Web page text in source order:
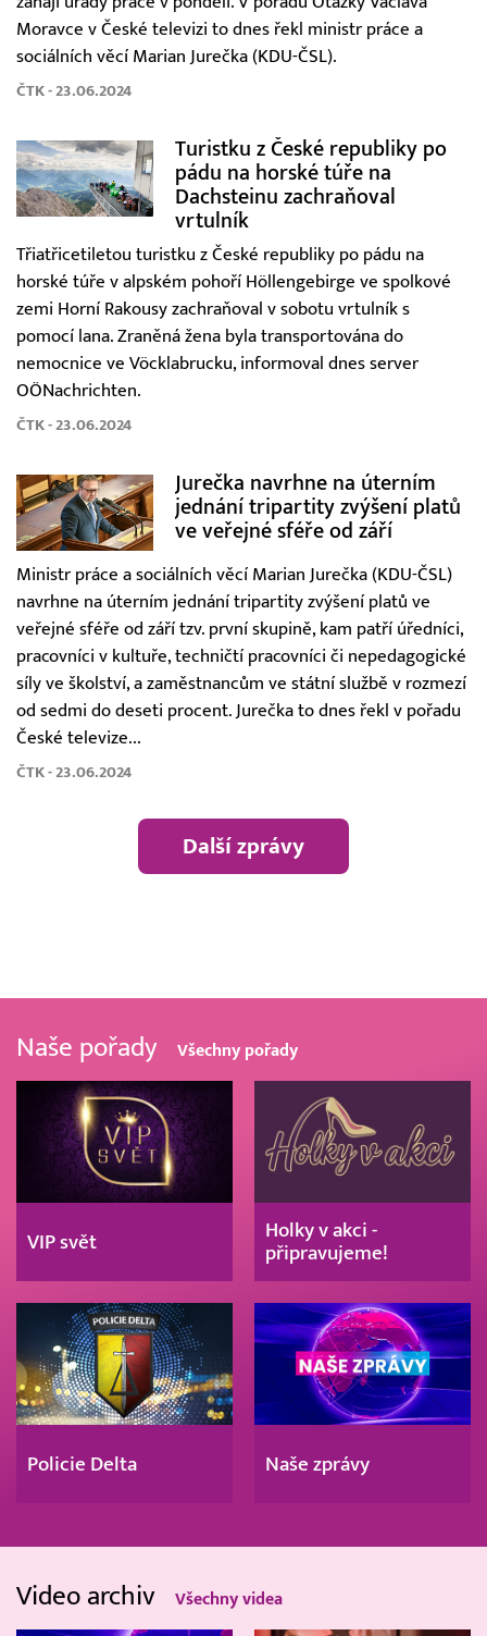
Moravce v České televizi to dnes řekl ministr práce a
sociálních věcí Marian Jurečka (KDU-ČSL).
ČTK - 23.06.2024
Turistku z České republiky po
pádu na horské túře na
Dachsteinu zachraňoval
vrtulník
Třiatřicetiletou turistku z České republiky po pádu na
horské túře v alpském pohoří Höllengebirge ve spolkové
zemi Horní Rakousy zachraňoval v sobotu vrtulník s
pomocí lana. Zraněná žena byla transportována do
nemocnice ve Vöcklabrucku, informoval dnes server
OÖNachrichten.
ČTK - 23.06.2024
Jurečka navrhne na úterním
jednání tripartity zvýšení platů
ve veřejné sféře od září
Ministr práce a sociálních věcí Marian Jurečka (KDU-ČSL)
navrhne na úterním jednání tripartity zvýšení platů ve
veřejné sféře od září tzv. první skupině, kam patří úředníci,
pracovníci v kultuře, techničtí pracovníci či nepedagogické
síly ve školství, a zaměstnancům ve státní službě v rozmezí
od sedmi do deseti procent. Jurečka to dnes řekl v pořadu
České televize...
ČTK - 23.06.2024
Další zprávy
Naše pořady Všechny pořady
VIP svět
Holky v akci -
připravujeme!
Policie Delta Naše zprávy
Video archiv Všechny videa